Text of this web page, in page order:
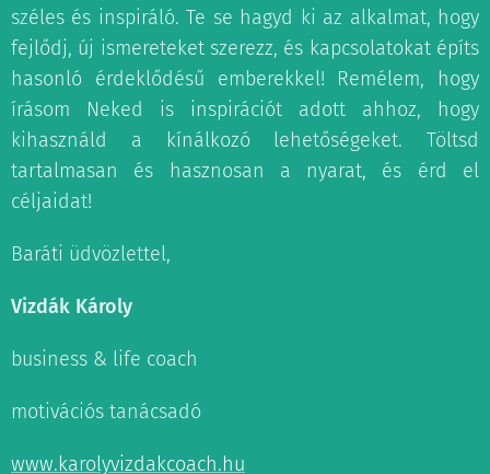
széles és inspiráló. Te se hagyd ki az alkalmat, hogy
fejlődj, új ismereteket szerezz, és kapcsolatokat építs
hasonló érdeklődésű emberekkel! Remélem, hogy
írásom Neked is inspirációt adott ahhoz, hogy
kihasználd a kínálkozó lehetőségeket. Töltsd
tartalmasan és hasznosan a nyarat, és érd el
céljaidat!
Baráti üdvözlettel,
Vizdák Károly
business & life coach
motivációs tanácsadó
www.karolyvizdakcoach.hu